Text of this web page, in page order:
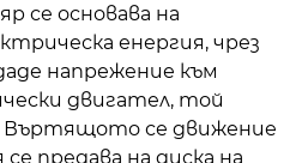
се основава на
енергия, чрез
напрежение към
двигател, той
Въртящото се движение
предава на диска на